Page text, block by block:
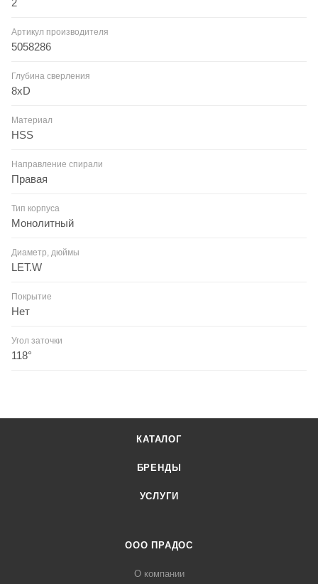
2
Артикул производителя
5058286
Глубина сверления
8xD
Материал
HSS
Направление спирали
Правая
Тип корпуса
Монолитный
Диаметр, дюймы
LET.W
Покрытие
Нет
Угол заточки
118°
КАТАЛОГ
БРЕНДЫ
УСЛУГИ
ООО ПРАДОС
О компании